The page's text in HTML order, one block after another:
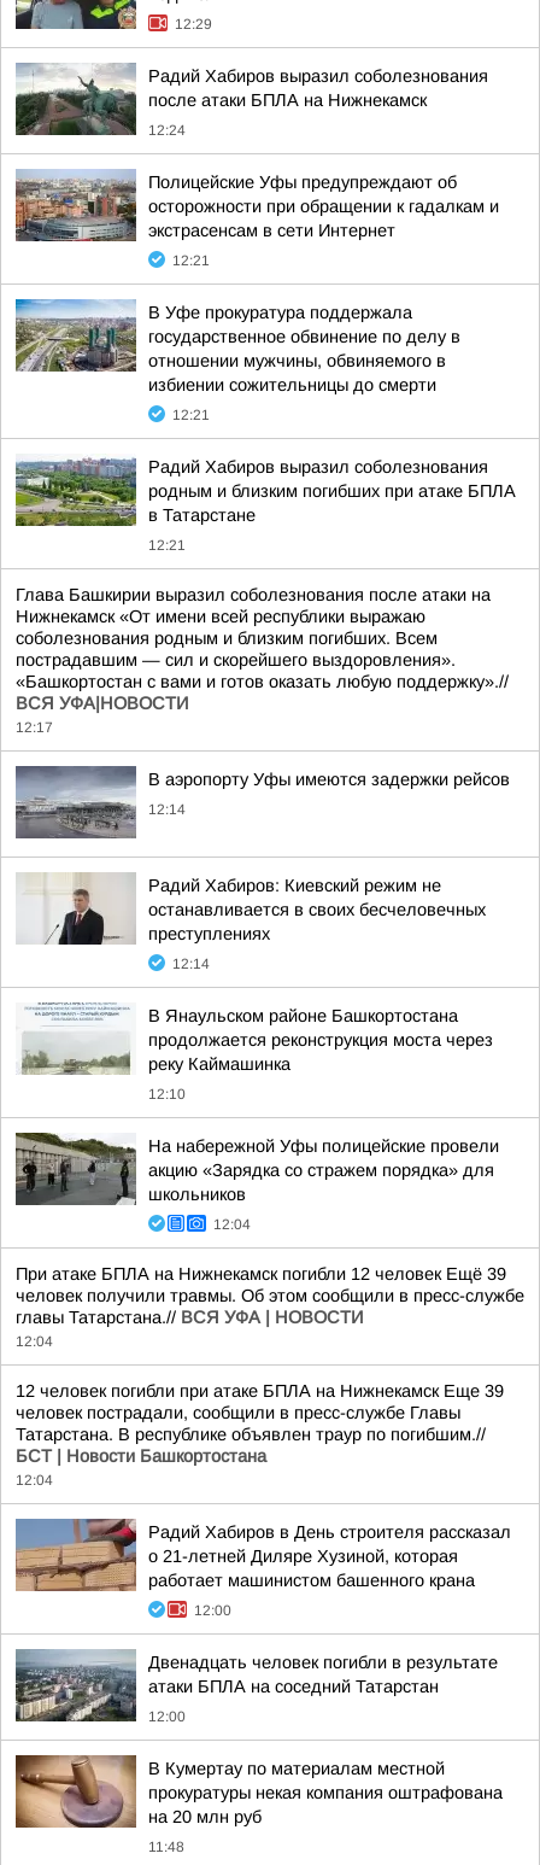
12:29
Радий Хабиров выразил соболезнования
после атаки БПЛА на Нижнекамск
12:24
Полицейские Уфы предупреждают об
осторожности при обращении к гадалкам и
экстрасенсам в сети Интернет
12:21
В Уфе прокуратура поддержала
государственное обвинение по делу в
отношении мужчины, обвиняемого в
избиении сожительницы до смерти
12:21
Радий Хабиров выразил соболезнования
родным и близким погибших при атаке БПЛА
в Татарстане
12:21
Глава Башкирии выразил соболезнования после атаки на
Нижнекамск «От имени всей республики выражаю
соболезнования родным и близким погибших. Всем
пострадавшим — сил и скорейшего выздоровления».
«Башкортостан с вами и готов оказать любую поддержку».//
ВСЯ УФА|НОВОСТИ
12:17
В аэропорту Уфы имеются задержки рейсов
12:14
Радий Хабиров: Киевский режим не
останавливается в своих бесчеловечных
преступлениях
12:14
В Янаульском районе Башкортостана
продолжается реконструкция моста через
реку Каймашинка
12:10
На набережной Уфы полицейские провели
акцию «Зарядка со стражем порядка» для
школьников
12:04
При атаке БПЛА на Нижнекамск погибли 12 человек Ещё 39
человек получили травмы. Об этом сообщили в пресс-службе
главы Татарстана.// ВСЯ УФА | НОВОСТИ
12:04
12 человек погибли при атаке БПЛА на Нижнекамск Еще 39
человек пострадали, сообщили в пресс-службе Главы
Татарстана. В республике объявлен траур по погибшим.//
БСТ | Новости Башкортостана
12:04
Радий Хабиров в День строителя рассказал
о 21-летней Диляре Хузиной, которая
работает машинистом башенного крана
12:00
Двенадцать человек погибли в результате
атаки БПЛА на соседний Татарстан
12:00
В Кумертау по материалам местной
прокуратуры некая компания оштрафована
на 20 млн руб
11:48